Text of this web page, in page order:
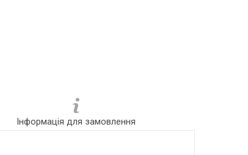
Інформація для замовлення